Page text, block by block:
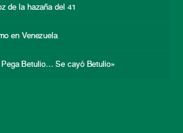
de la hazaña del 41
en Venezuela
Betulio… Se cayó Betulio»